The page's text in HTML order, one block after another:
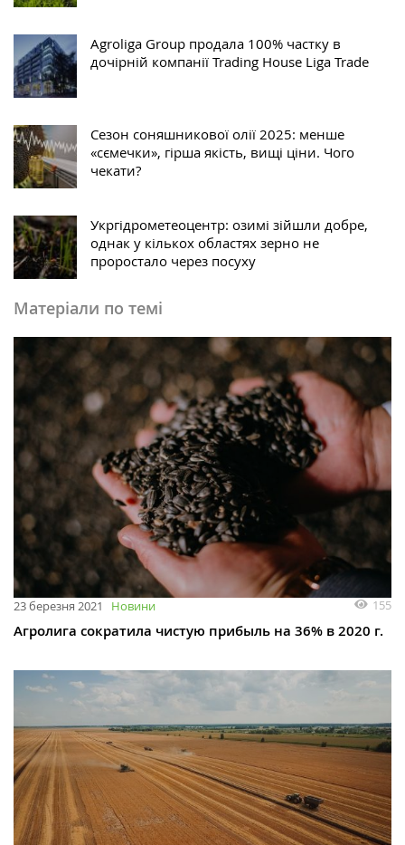
Agroliga Group продала 100% частку в
дочірній компанії Trading House Liga Trade
Сезон соняшникової олії 2025: менше
«сємечки», гірша якість, вищі ціни. Чого
чекати?
Укргідрометеоцентр: озимі зійшли добре,
однак у кількох областях зерно не
проростало через посуху
Матеріали по темі
23 березня 2021 Новини 155
Агролига сократила чистую прибыль на 36% в 2020 г.